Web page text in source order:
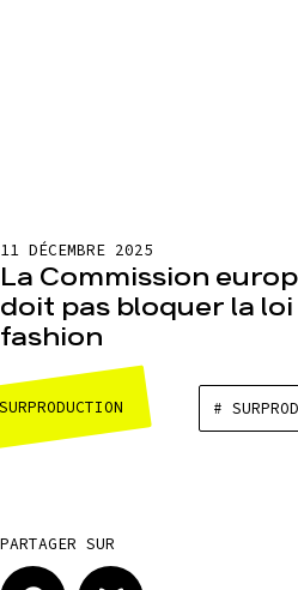
11 DÉCEMBRE 2025
La Commission
doit pas bloquer la
fashion
#
PARTAGER SUR